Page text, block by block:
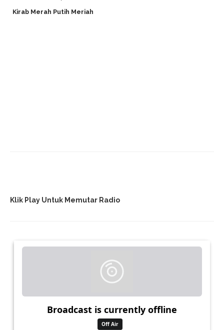
Kirab Merah Putih Meriah
Klik Play Untuk Memutar Radio